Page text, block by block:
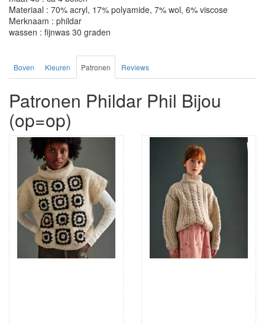
Materiaal : 70% acryl, 17% polyamide, 7% wol, 6% viscose
Merknaam : phildar
wassen : fijnwas 30 graden
Boven Kleuren Patronen Reviews
Patronen Phildar Phil Bijou
(op=op)